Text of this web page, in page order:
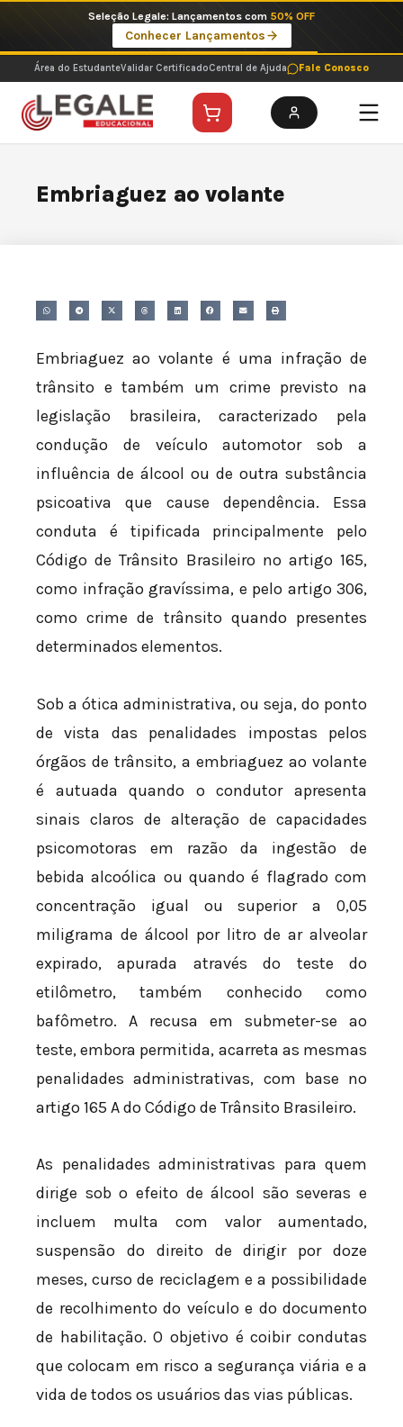
o
conteúdo
Seleção Legale: Lançamentos com 50% OFF
Conhecer Lançamentos
Área do EstudanteValidar CertificadoCentral de Ajuda Fale Conosco
Embriaguez ao volante
Embriaguez ao volante é uma infração de
trânsito e também um crime previsto na
legislação brasileira, caracterizado pela
condução de veículo automotor sob a
influência de álcool ou de outra substância
psicoativa que cause dependência. Essa
conduta é tipificada principalmente pelo
Código de Trânsito Brasileiro no artigo 165,
como infração gravíssima, e pelo artigo 306,
como crime de trânsito quando presentes
determinados elementos.
Sob a ótica administrativa, ou seja, do ponto
de vista das penalidades impostas pelos
órgãos de trânsito, a embriaguez ao volante
é autuada quando o condutor apresenta
sinais claros de alteração de capacidades
psicomotoras em razão da ingestão de
bebida alcoólica ou quando é flagrado com
concentração igual ou superior a 0,05
miligrama de álcool por litro de ar alveolar
expirado, apurada através do teste do
etilômetro, também conhecido como
bafômetro. A recusa em submeter-se ao
teste, embora permitida, acarreta as mesmas
penalidades administrativas, com base no
artigo 165 A do Código de Trânsito Brasileiro.
As penalidades administrativas para quem
dirige sob o efeito de álcool são severas e
incluem multa com valor aumentado,
suspensão do direito de dirigir por doze
meses, curso de reciclagem e a possibilidade
de recolhimento do veículo e do documento
de habilitação. O objetivo é coibir condutas
que colocam em risco a segurança viária e a
vida de todos os usuários das vias públicas.